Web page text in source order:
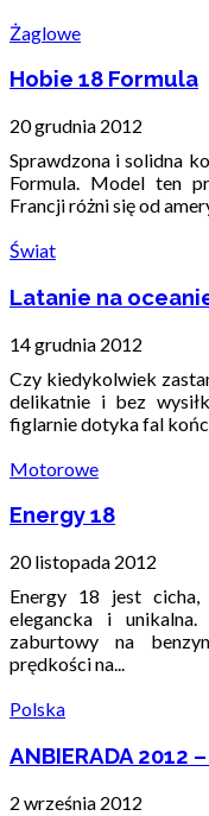
Żaglowe
Hobie 18 Formula
20 grudnia 2012
Sprawdzona i solidna
Formula. Model ten
Francji różni się od
Świat
Latanie na
14 grudnia 2012
Czy kiedykolwiek
delikatnie i bez
figlarnie dotyka fal
Motorowe
Energy 18
20 listopada 2012
Energy 18 jest cicha,
elegancka i
zaburtowy na
prędkości na...
Polska
ANBIERADA
2 września 2012